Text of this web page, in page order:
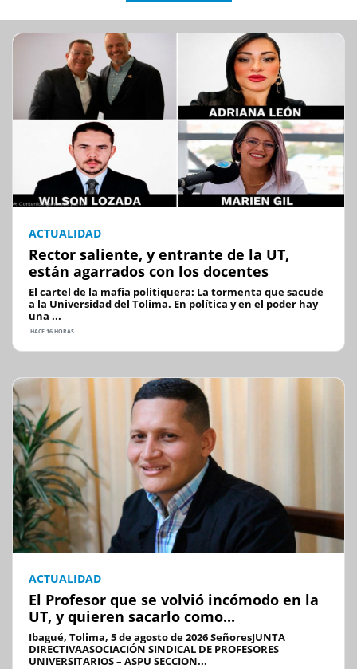
ACTUALIDAD
Rector saliente, y entrante de la UT,
están agarrados con los docentes
El cartel de la mafia politiquera: La tormenta que sacude
a la Universidad del Tolima. En política y en el poder hay
una ...
HACE 16 HORAS
ACTUALIDAD
El Profesor que se volvió incómodo en la
UT, y quieren sacarlo como...
Ibagué, Tolima, 5 de agosto de 2026 SeñoresJUNTA
DIRECTIVAASOCIACIÓN SINDICAL DE PROFESORES
UNIVERSITARIOS – ASPU SECCION...